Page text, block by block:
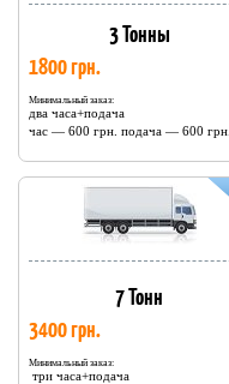
3 Тонны
1800 грн.
Минимальный заказ:
два часа+подача
час — 600 грн. подача — 600 грн.
7 Тонн
3400 грн.
Минимальный заказ:
три часа+подача